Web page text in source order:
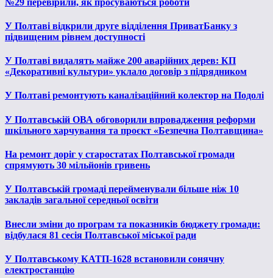
У Полтаві відкрили друге відділення ПриватБанку з
підвищеним рівнем доступності
У Полтаві видалять майже 200 аварійних дерев: КП
«Декоративні культури» уклало договір з підрядником
У Полтаві ремонтують каналізаційний колектор на Подолі
У Полтавській ОВА обговорили впровадження реформи
шкільного харчування та проєкт «Безпечна Полтавщина»
На ремонт доріг у старостатах Полтавської громади
спрямують 30 мільйонів гривень
У Полтавській громаді перейменували більше ніж 10
закладів загальної середньої освіти
Внесли зміни до програм та показників бюджету громади:
відбулася 81 сесія Полтавської міської ради
У Полтавському КАТП-1628 встановили сонячну
електростанцію